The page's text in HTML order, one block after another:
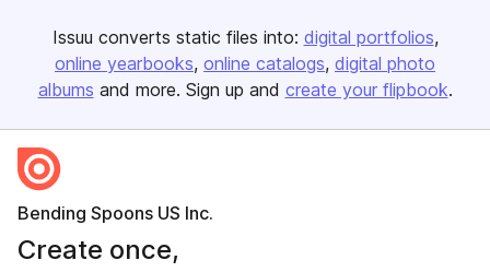
Issuu converts static files into: digital portfolios
online yearbooks online catalogs digital photo
albums and more. Sign up and create your flipbook.
Bending Spoons US Inc.
Create once,